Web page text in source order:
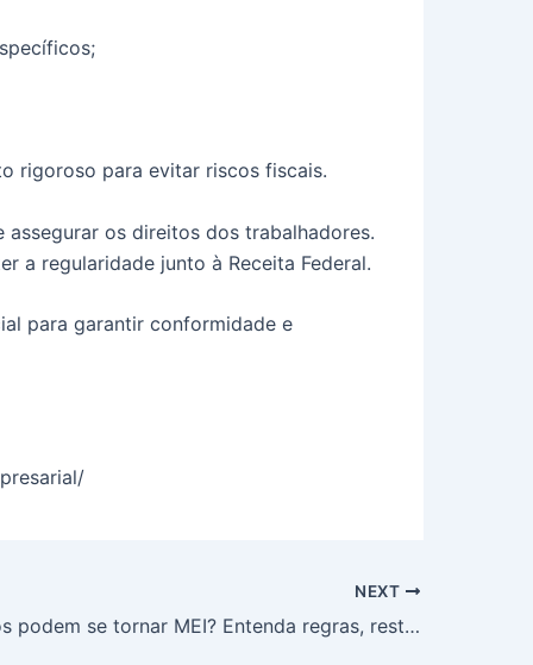
rigoroso para evitar riscos fiscais.
os direitos dos trabalhadores.
a regularidade junto à Receita Federal.
para garantir conformidade e
NEXT
Aposentados podem se tornar MEI? Entenda regras, restrições e impactos no INSS